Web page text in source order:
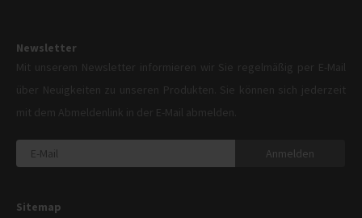
Newsletter
Mit unserem Newsletter informieren wir Sie regelmäßig per E-Mail
über Neuigkeiten zu unseren Produkten. Sie können sich jederzeit
mit dem Abmeldenlink in der E-Mail abmelden.
Anmelden
Sitemap